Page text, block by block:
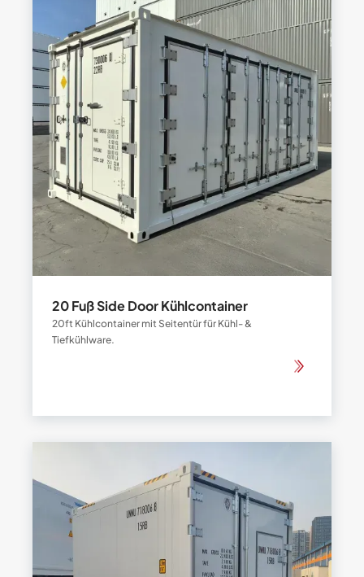
20 Fuß Side Door Kühlcontainer
20ft Kühlcontainer mit Seitentür für Kühl- &
Tiefkühlware.